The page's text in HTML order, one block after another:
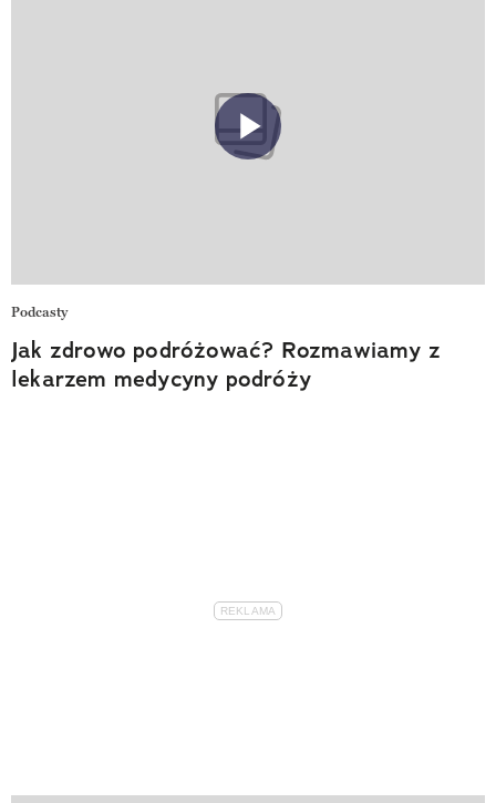
Podcasty
Jak zdrowo podróżować? Rozmawiamy z
lekarzem medycyny podróży